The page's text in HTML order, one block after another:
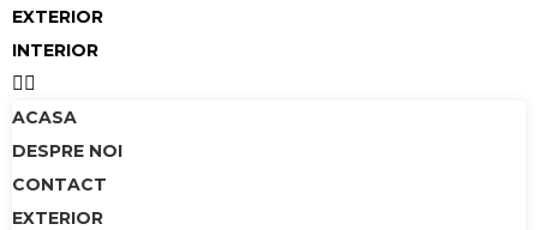
EXTERIOR
INTERIOR
ACASA
DESPRE NOI
CONTACT
EXTERIOR